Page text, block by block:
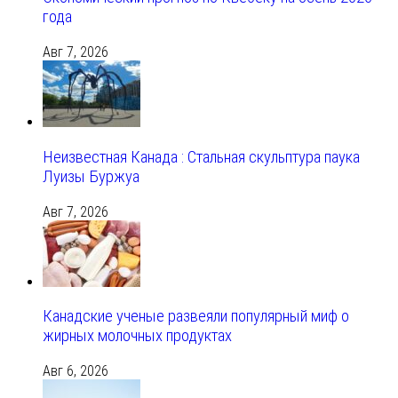
года
Авг 7, 2026
Неизвестная Канада : Стальная скульптура паука
Луизы Буржуа
Авг 7, 2026
Канадские ученые развеяли популярный миф о
жирных молочных продуктах
Авг 6, 2026